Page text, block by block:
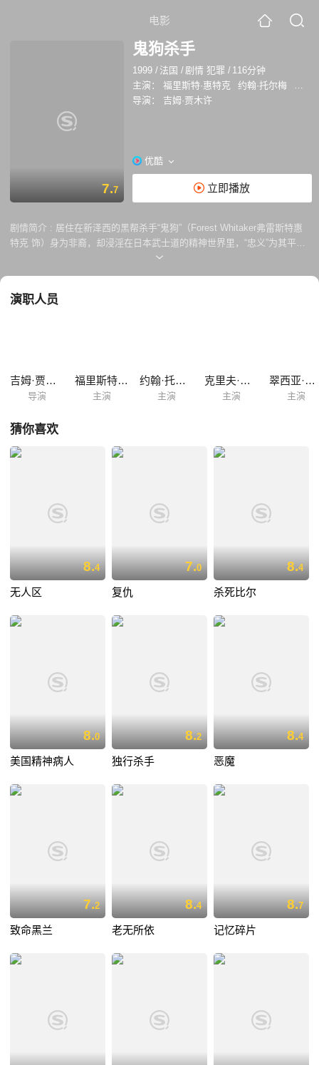
电影
7.7
鬼狗杀手
1999 / 法国 /剧情 犯罪 / 116分钟
主演：
福里斯特·惠特克 约翰·托尔梅
克里
导演：
吉姆·贾木许
优酷
立即播放
剧情简介 : 居住在新泽西的黑帮杀手“鬼狗”（Forest Whitaker弗雷斯特惠
特克 饰）身为非裔，却浸淫在日本武士道的精神世界里，“忠义”为其平生
最高信条。他深居简出，不苟言笑，日常与老大靠飞鸽传书联系。鬼狗视
法语的非裔聊聊天，各说各话，却也有趣；或与爱看书的小女孩交流品读
演职人员
吉姆·贾木许
导演
福里斯特·惠特克
主演
约翰·托尔梅
主演
克里夫·戈曼
主演
翠西亚·维西
主演
猜你喜欢
8.4
无人区
7.0
复仇
8.4
杀死比尔
8.0
美国精神病人
8.2
独行杀手
8.4
恶魔
7.2
致命黑兰
8.4
老无所依
8.7
记忆碎片